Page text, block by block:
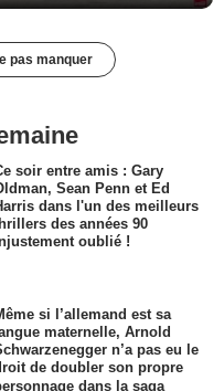
pas manquer
soir entre amis : Gary
Sean Penn et Ed
dans l'un des meilleurs
des années 90
oublié !
si l’allemand est sa
maternelle, Arnold
n’a pas eu le
de doubler son propre
dans la saga